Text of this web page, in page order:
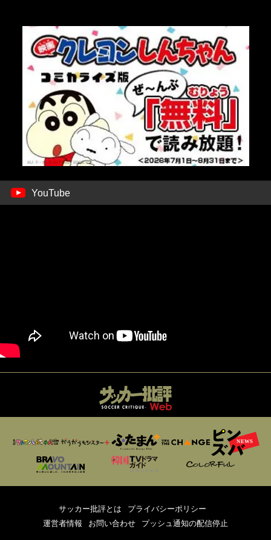
YouTube
サッカー批評とは
プライバシーポリシー
運営者情報
お問い合わせ プッシュ通知の配信停止